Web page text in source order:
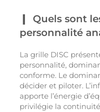
Quels sont
personnalité
La grille DISC
personnalité,
conforme. Le
décider et piloter.
apporte l’énergie
privilégie la